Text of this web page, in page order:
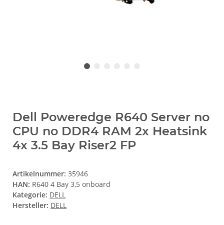
Dell Poweredge R640 Server no
CPU no DDR4 RAM 2x Heatsink
4x 3.5 Bay Riser2 FP
Artikelnummer: 35946
HAN: R640 4 Bay 3,5 onboard
Kategorie: DELL
Hersteller: DELL